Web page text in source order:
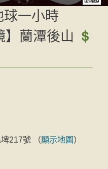
球一小時
】蘭潭後山
217號 （顯示地圖 ）